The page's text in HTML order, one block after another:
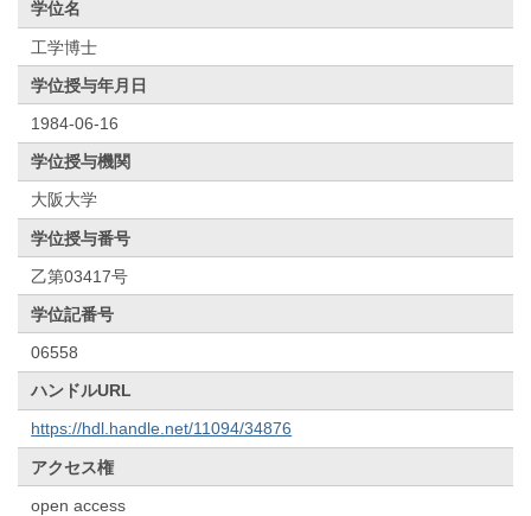
学位名
工学博士
学位授与年月日
1984-06-16
学位授与機関
大阪大学
学位授与番号
乙第03417号
学位記番号
06558
ハンドルURL
https://hdl.handle.net/11094/34876
アクセス権
open access